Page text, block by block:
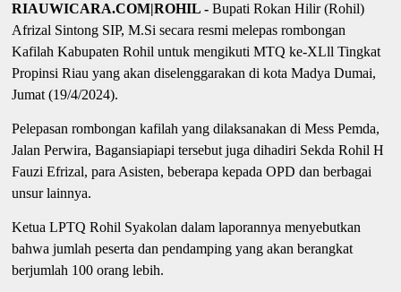
RIAUWICARA.COM|ROHIL - Bupati Rokan Hilir (Rohil)
Afrizal Sintong SIP, M.Si secara resmi melepas rombongan
Kafilah Kabupaten Rohil untuk mengikuti MTQ ke-XLll Tingkat
Propinsi Riau yang akan diselenggarakan di kota Madya Dumai,
Jumat (19/4/2024).
Pelepasan rombongan kafilah yang dilaksanakan di Mess Pemda,
Jalan Perwira, Bagansiapiapi tersebut juga dihadiri Sekda Rohil H
Fauzi Efrizal, para Asisten, beberapa kepada OPD dan berbagai
unsur lainnya.
Ketua LPTQ Rohil Syakolan dalam laporannya menyebutkan
bahwa jumlah peserta dan pendamping yang akan berangkat
berjumlah 100 orang lebih.